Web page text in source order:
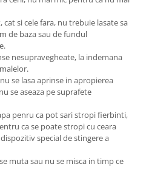
si cele fara, nu trebuie lasate sa
de baza sau de fundul
nesupravegheate, la indemana
se lasa aprinse in apropierea
se aseaza pe suprafete
penru ca pot sari stropi fierbinti,
ca se poate stropi cu ceara
special de stingere a
muta sau nu se misca in timp ce